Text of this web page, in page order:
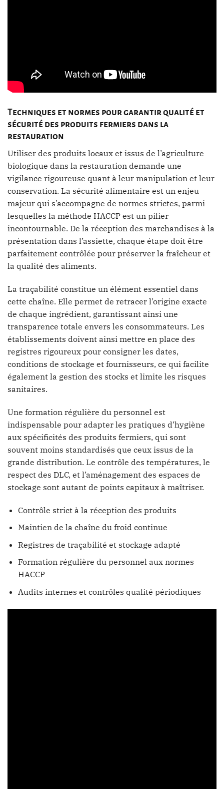
Techniques et normes pour garantir qualité et
sécurité des produits fermiers dans la
restauration
Utiliser des produits locaux et issus de l’agriculture
biologique dans la restauration demande une
vigilance rigoureuse quant à leur manipulation et leur
conservation. La sécurité alimentaire est un enjeu
majeur qui s’accompagne de normes strictes, parmi
lesquelles la méthode HACCP est un pilier
incontournable. De la réception des marchandises à la
présentation dans l’assiette, chaque étape doit être
parfaitement contrôlée pour préserver la fraîcheur et
la qualité des aliments.
La traçabilité constitue un élément essentiel dans
cette chaîne. Elle permet de retracer l’origine exacte
de chaque ingrédient, garantissant ainsi une
transparence totale envers les consommateurs. Les
établissements doivent ainsi mettre en place des
registres rigoureux pour consigner les dates,
conditions de stockage et fournisseurs, ce qui facilite
également la gestion des stocks et limite les risques
sanitaires.
Une formation régulière du personnel est
indispensable pour adapter les pratiques d’hygiène
aux spécificités des produits fermiers, qui sont
souvent moins standardisés que ceux issus de la
grande distribution. Le contrôle des températures, le
respect des DLC, et l’aménagement des espaces de
stockage sont autant de points capitaux à maîtriser.
Contrôle strict à la réception des produits
Maintien de la chaîne du froid continue
Registres de traçabilité et stockage adapté
Formation régulière du personnel aux normes
HACCP
Audits internes et contrôles qualité périodiques